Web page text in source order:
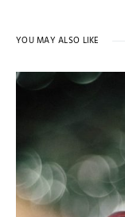
YOU MAY ALSO LIKE